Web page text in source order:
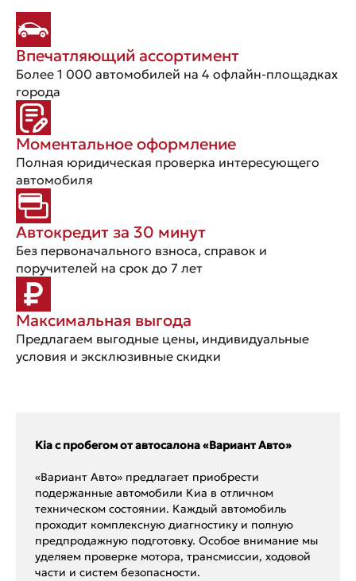
Впечатляющий ассортимент
Более 1 000 автомобилей на 4 офлайн-площадках
города
Моментальное оформление
Полная юридическая проверка интересующего
автомобиля
Автокредит за 30 минут
Без первоначального взноса, справок и
поручителей на срок до 7 лет
Максимальная выгода
Предлагаем выгодные цены, индивидуальные
условия и эксклюзивные скидки
Kia с пробегом от автосалона «Вариант Авто»
«Вариант Авто» предлагает приобрести
подержанные автомобили Киа в отличном
техническом состоянии. Каждый автомобиль
проходит комплексную диагностику и полную
предпродажную подготовку. Особое внимание мы
уделяем проверке мотора, трансмиссии, ходовой
части и систем безопасности.